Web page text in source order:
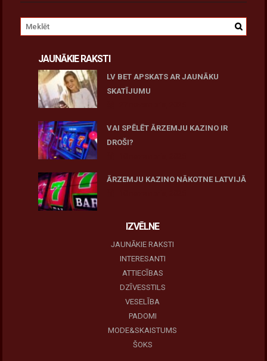
JAUNĀKIE RAKSTI
LV BET APSKATS AR JAUNĀKU
SKATĪJUMU
VAI SPĒLĒT ĀRZEMJU KAZINO IR
DROŠI?
ĀRZEMJU KAZINO NĀKOTNE LATVIJĀ
IZVĒLNE
JAUNĀKIE RAKSTI
INTERESANTI
ATTIECĪBAS
DZĪVESSTILS
VESELĪBA
PADOMI
MODE&SKAISTUMS
ŠOKS